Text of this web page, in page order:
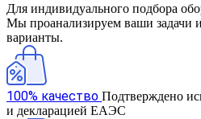
Для индивидуального подбора
Мы проанализируем ваши задачи
варианты.
100% качество Подтверждено
и декларацией ЕАЭС